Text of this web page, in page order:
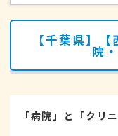
【千葉県】
院
「病院」と「クリ